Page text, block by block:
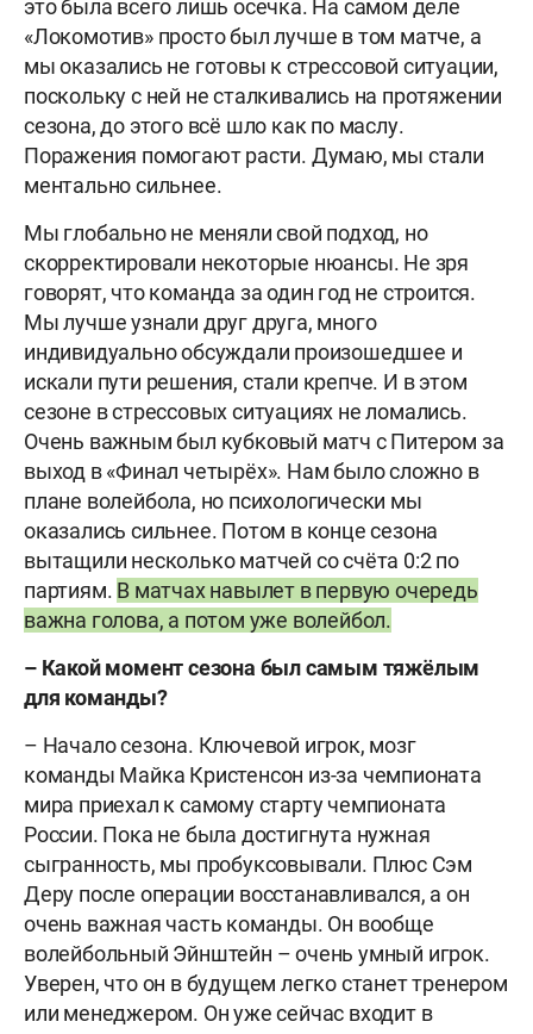
это была всего лишь осечка. На самом деле
«Локомотив» просто был лучше в том матче, а
мы оказались не готовы к стрессовой ситуации,
поскольку с ней не сталкивались на протяжении
сезона, до этого всё шло как по маслу.
Поражения помогают расти. Думаю, мы стали
ментально сильнее.
Мы глобально не меняли свой подход, но
скорректировали некоторые нюансы. Не зря
говорят, что команда за один год не строится.
Мы лучше узнали друг друга, много
индивидуально обсуждали произошедшее и
искали пути решения, стали крепче. И в этом
сезоне в стрессовых ситуациях не ломались.
Очень важным был кубковый матч с Питером за
выход в «Финал четырёх». Нам было сложно в
плане волейбола, но психологически мы
оказались сильнее. Потом в конце сезона
вытащили несколько матчей со счёта 0:2 по
партиям. В матчах навылет в первую очередь
важна голова, а потом уже волейбол.
– Какой момент сезона был самым тяжёлым
для команды?
– Начало сезона. Ключевой игрок, мозг
команды Майка Кристенсон из-за чемпионата
мира приехал к самому старту чемпионата
России. Пока не была достигнута нужная
сыгранность, мы пробуксовывали. Плюс Сэм
Деру после операции восстанавливался, а он
очень важная часть команды. Он вообще
волейбольный Эйнштейн – очень умный игрок.
Уверен, что он в будущем легко станет тренером
или менеджером. Он уже сейчас входит в